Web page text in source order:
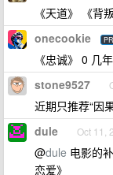
《天道》 《背
onecookie
《忠诚》 0 几
stone9527
近期只推荐“因
dule Oct 11,
@dule 电影的
恋爱》